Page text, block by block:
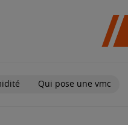
Qui pose une vmc